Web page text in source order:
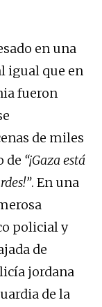
en una
igual que en
fueron
de miles
de “¡Gaza está
. En una
policial y
de
jordana
de la